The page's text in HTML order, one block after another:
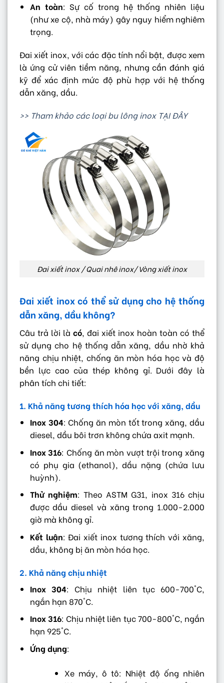
An toàn: Sự cố trong hệ thống nhiên liệu
(như xe cộ, nhà máy) gây nguy hiểm nghiêm
trọng.
Đai xiết inox, với các đặc tính nổi bật, được xem
là ứng cử viên tiềm năng, nhưng cần đánh giá
kỹ để xác định mức độ phù hợp với hệ thống
dẫn xăng, dầu.
>> Tham khảo các loại bu lông inox TẠI ĐÂY
Đai xiết inox / Quai nhê inox/ Vòng xiết inox
Đai xiết inox có thể sử dụng cho hệ thống
dẫn xăng, dầu không?
Câu trả lời là có, đai xiết inox hoàn toàn có thể
sử dụng cho hệ thống dẫn xăng, dầu nhờ khả
năng chịu nhiệt, chống ăn mòn hóa học và độ
bền lực cao của thép không gỉ. Dưới đây là
phân tích chi tiết:
1. Khả năng tương thích hóa học với xăng, dầu
Inox 304: Chống ăn mòn tốt trong xăng, dầu
diesel, dầu bôi trơn không chứa axit mạnh.
Inox 316: Chống ăn mòn vượt trội trong xăng
có phụ gia (ethanol), dầu nặng (chứa lưu
huỳnh).
Thử nghiệm: Theo ASTM G31, inox 316 chịu
được dầu diesel và xăng trong 1.000-2.000
giờ mà không gỉ.
Kết luận: Đai xiết inox tương thích với xăng,
dầu, không bị ăn mòn hóa học.
2. Khả năng chịu nhiệt
Inox 304: Chịu nhiệt liên tục 600-700°C,
ngắn hạn 870°C.
Inox 316: Chịu nhiệt liên tục 700-800°C, ngắn
hạn 925°C.
Ứng dụng:
Xe máy, ô tô: Nhiệt độ ống nhiên